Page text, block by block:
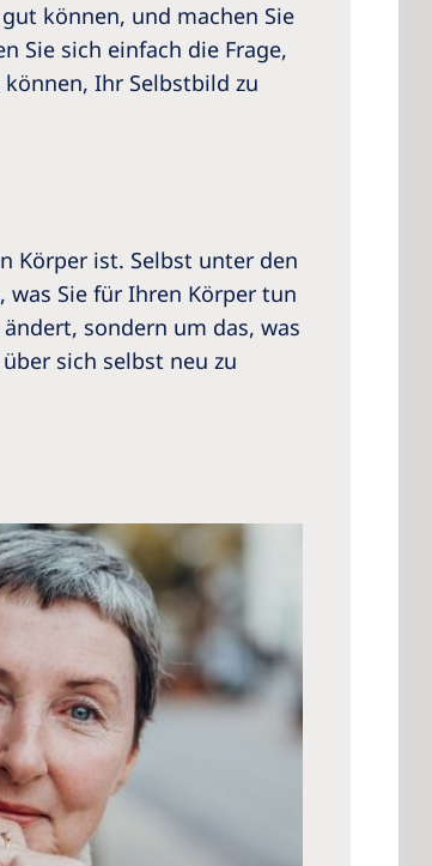
können, und machen Sie
Sie sich einfach die Frage,
Ihr Selbstbild zu
Körper ist. Selbst unter den
was Sie für Ihren Körper tun
sondern um das, was
sich selbst neu zu